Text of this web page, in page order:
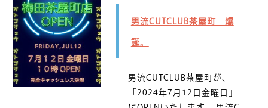
NEWS
PRIVACY POLICY プライバシ
SITE MAP
男流CUTCLUB茶屋町 爆
誕。
男流CUTCLUB茶屋町が、
「2024年7月12日金曜日」